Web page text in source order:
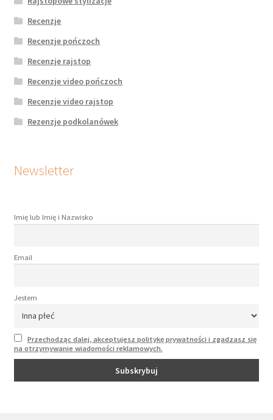
Recenzje
Recenzje pończoch
Recenzje rajstop
Recenzje video pończoch
Recenzje video rajstop
Rezenzje podkolanówek
Newsletter
Imię lub Imię i Nazwisko
Email
Jestem
Przechodząc dalej, akceptujesz politykę prywatności i zgadzasz się
na otrzymywanie wiadomości reklamowych.